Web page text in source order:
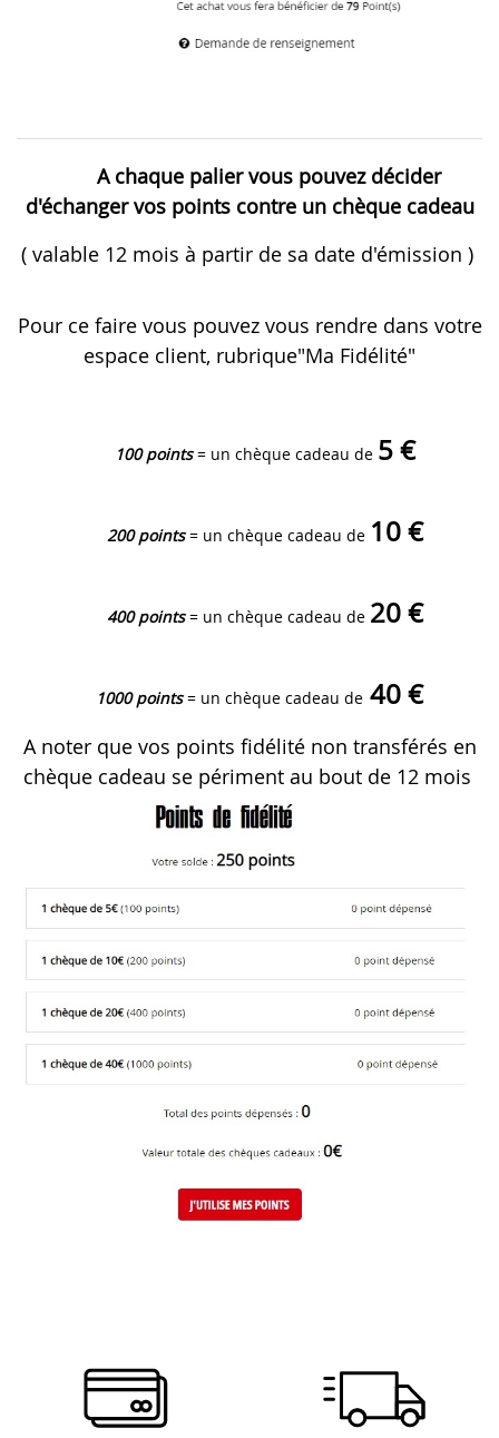
A chaque palier vous pouvez décider
d'échanger vos points contre un chèque cadeau
( valable 12 mois à partir de sa date d'émission )
Pour ce faire vous pouvez vous rendre dans votre
espace client, rubrique"Ma Fidélité"
100 points = un chèque cadeau de 5 €
200 points= un chèque cadeau de 10 €
400 points= un chèque cadeau de 20 €
1000 points= un chèque cadeau de 40 €
A noter que vos points fidélité non transférés en
chèque cadeau se périment au bout de 12 mois